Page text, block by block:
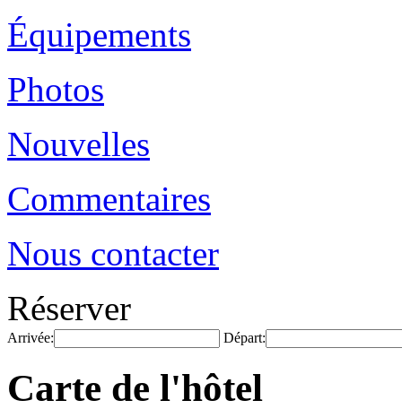
Équipements
Photos
Nouvelles
Commentaires
Nous contacter
Réserver
Arrivée: Départ:
Carte de l'hôtel